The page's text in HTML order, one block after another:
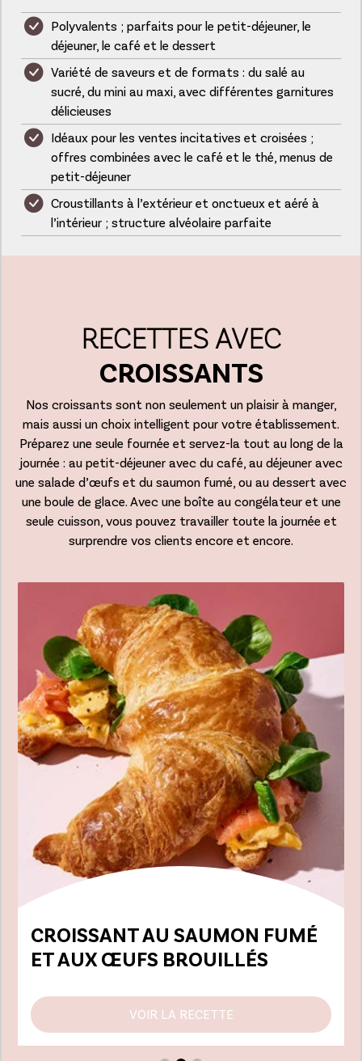
Polyvalents ; parfaits pour le petit-déjeuner, le
déjeuner, le café et le dessert
Variété de saveurs et de formats : du salé au
sucré, du mini au maxi, avec différentes garnitures
délicieuses
Idéaux pour les ventes incitatives et croisées ;
offres combinées avec le café et le thé, menus de
petit-déjeuner
Croustillants à l’extérieur et onctueux et aéré à
l’intérieur ; structure alvéolaire parfaite
RECETTES AVEC
CROISSANTS
Nos croissants sont non seulement un plaisir à manger,
mais aussi un choix intelligent pour votre établissement.
Préparez une seule fournée et servez-la tout au long de la
journée : au petit-déjeuner avec du café, au déjeuner avec
une salade d’œufs et du saumon fumé, ou au dessert avec
une boule de glace. Avec une boîte au congélateur et une
seule cuisson, vous pouvez travailler toute la journée et
surprendre vos clients encore et encore.
CROISSANT AU SAUMON FUMÉ
ET AUX ŒUFS BROUILLÉS
VOIR LA RECETTE